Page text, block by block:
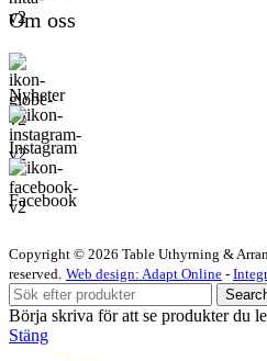
Om oss
Nyheter
Instagram
Facebook
Copyright © 2026 Table Uthyrning &
reserved​​. Web design: Adapt Online -
Börja skriva för att se produkter du
Stäng